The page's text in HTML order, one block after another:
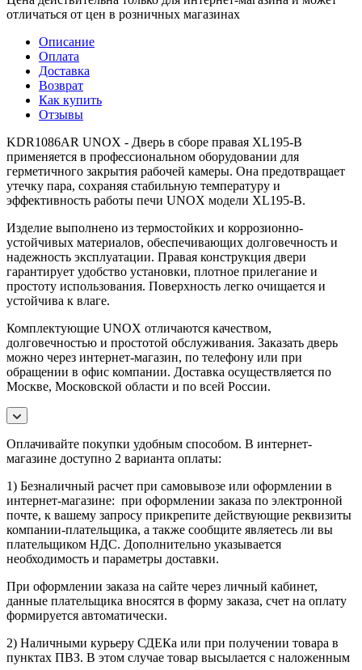
отличаться от цен в розничных магазинах
Описание
Оплата
Доставка
Возврат
Как купить
Отзывы
KDR1086AR UNOX - Дверь в сборе правая XL195-B
применяется в профессиональном оборудовании для
герметичного закрытия рабочей камеры. Она предотвращает
утечку пара, сохраняя стабильную температуру и
эффективность работы печи UNOX модели XL195-B.
Изделие выполнено из термостойких и коррозионно-
устойчивых материалов, обеспечивающих долговечность и
надежность эксплуатации. Правая конструкция двери
гарантирует удобство установки, плотное прилегание и
простоту использования. Поверхность легко очищается и
устойчива к влаге.
Комплектующие UNOX отличаются качеством,
долговечностью и простотой обслуживания. Заказать дверь
можно через интернет-магазин, по телефону или при
обращении в офис компании. Доставка осуществляется по
Москве, Московской области и по всей России.
Оплачивайте покупки удобным способом. В интернет-
магазине доступно 2 варианта оплаты:
1) Безналичный расчет при самовывозе или оформлении в
интернет-магазине: при оформлении заказа по электронной
почте, к вашему запросу прикрепите действующие реквизиты
компании-плательщика, а также сообщите являетесь ли вы
плательщиком НДС. Дополнительно указывается
необходимость и параметры доставки.
При оформлении заказа на сайте через личный кабинет,
данные плательщика вносятся в форму заказа, счет на оплату
формируется автоматически.
2) Наличными курьеру СДЕКа или при получении товара в
пунктах ПВЗ. В этом случае товар высылается с наложенным